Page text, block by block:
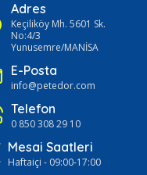
Adres
Keçiliköy Mh. 5601 Sk.
No:4/3
Yunusemre/MANİSA
E-Posta
info@petedor.com
Telefon
0 850 308 29 10
Mesai Saatleri
Haftaiçi - 09:00-17:00